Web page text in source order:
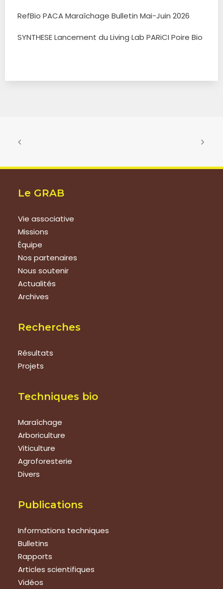
RefBio PACA Maraîchage Bulletin Mai-Juin 2026
SYNTHESE Lancement du Living Lab PARiCI Poire Bio
Le GRAB
Vie associative
Missions
Équipe
Nos partenaires
Nous soutenir
Actualités
Archives
Recherches
Résultats
Projets
Techniques bio
Maraîchage
Arboriculture
Viticulture
Agroforesterie
Divers
Publications
Informations techniques
Bulletins
Rapports
Articles scientifiques
Vidéos